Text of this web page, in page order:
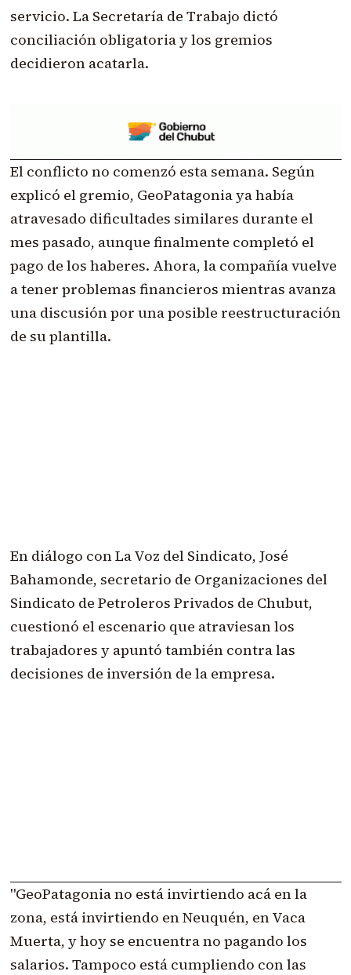
servicio. La Secretaría de Trabajo dictó
conciliación obligatoria y los gremios
decidieron acatarla.
El conflicto no comenzó esta semana. Según
explicó el gremio, GeoPatagonia ya había
atravesado dificultades similares durante el
mes pasado, aunque finalmente completó el
pago de los haberes. Ahora, la compañía vuelve
a tener problemas financieros mientras avanza
una discusión por una posible reestructuración
de su plantilla.
En diálogo con La Voz del Sindicato, José
Bahamonde, secretario de Organizaciones del
Sindicato de Petroleros Privados de Chubut,
cuestionó el escenario que atraviesan los
trabajadores y apuntó también contra las
decisiones de inversión de la empresa.
"GeoPatagonia no está invirtiendo acá en la
zona, está invirtiendo en Neuquén, en Vaca
Muerta, y hoy se encuentra no pagando los
salarios. Tampoco está cumpliendo con las